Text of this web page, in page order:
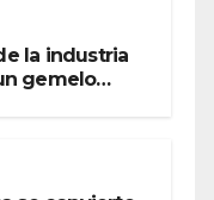
la industria
gemelo